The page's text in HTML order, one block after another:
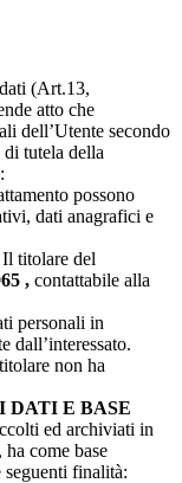
(Art.13,
atto che
dell’Utente secondo
tutela della
possono
dati anagrafici e
Il titolare del
, contattabile alla
personali in
dall’interessato.
non ha
E BASE
ed archiviati in
come base
seguenti finalità: